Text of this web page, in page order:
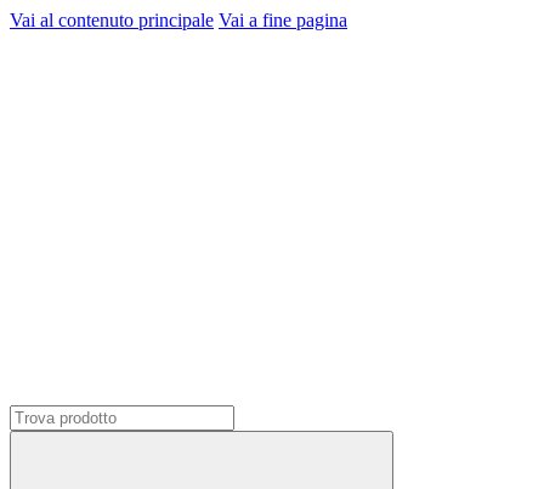
Vai al contenuto principale Vai a fine pagina